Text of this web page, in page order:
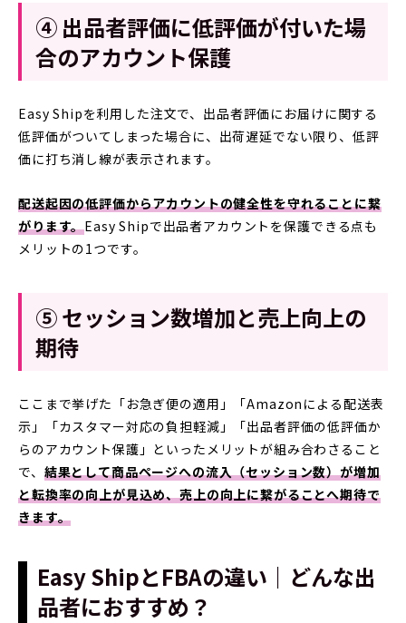
④ 出品者評価に低評価が付いた場
合のアカウント保護
Easy Shipを利用した注文で、出品者評価にお届けに関する
低評価がついてしまった場合に、出荷遅延でない限り、低評
価に打ち消し線が表示されます。
配送起因の低評価からアカウントの健全性を守れることに繋
がります。Easy Shipで出品者アカウントを保護できる点も
メリットの1つです。
⑤ セッション数増加と売上向上の
期待
ここまで挙げた「お急ぎ便の適用」「Amazonによる配送表
示」「カスタマー対応の負担軽減」「出品者評価の低評価か
らのアカウント保護」といったメリットが組み合わさること
で、 結果として商品ページへの流入（セッション数）が増加
と転換率の向上が見込め、売上の向上に繋がることへ期待で
きます。
Easy ShipとFBAの違い｜どんな出
品者におすすめ？